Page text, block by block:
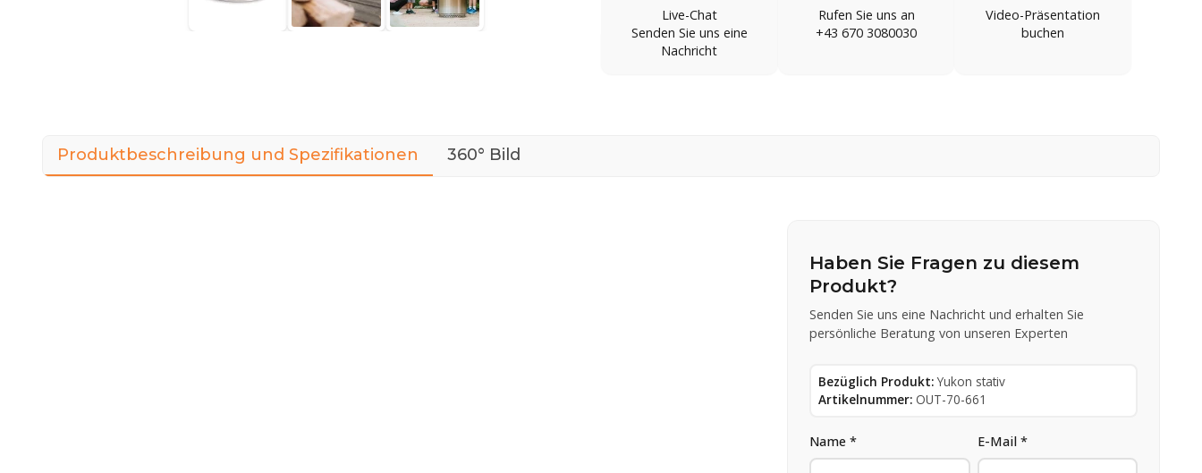
Live-Chat
Senden Sie uns eine
Nachricht
Rufen Sie uns an
+43 670 3080030
Video-Präsentation
buchen
Produktbeschreibung und Spezifikationen 360° Bild
Haben Sie Fragen zu diesem
Produkt?
Senden Sie uns eine Nachricht und erhalten Sie
persönliche Beratung von unseren Experten
Bezüglich Produkt: Yukon stativ
Artikelnummer: OUT-70-661
Name * E-Mail *